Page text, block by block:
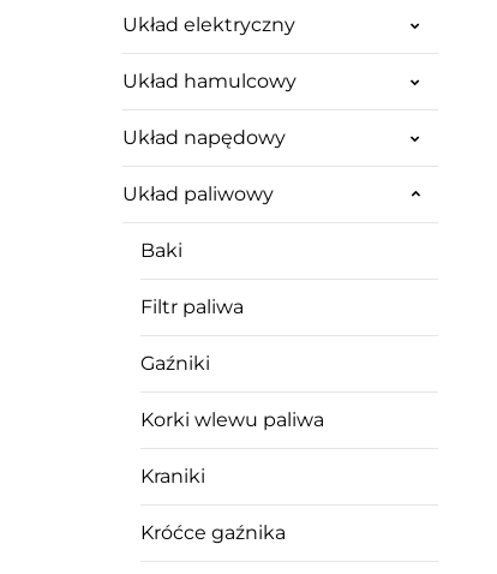
Układ elektryczny
Układ hamulcowy
Układ napędowy
Układ paliwowy
Baki
Filtr paliwa
Gaźniki
Korki wlewu paliwa
Kraniki
Króćce gaźnika